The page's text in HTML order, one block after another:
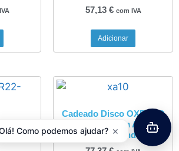
57,13 € com IVA
Adicionar
Cadeado Disco OXFORD
Quartz XA10 com Alarme e
Lock Reminder
Como podemos ajudar? ×